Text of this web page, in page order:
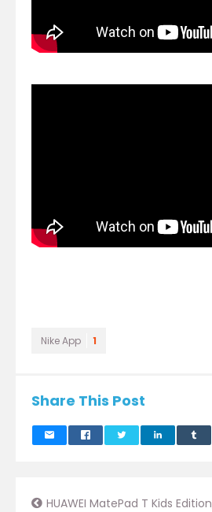
Nike App 1
Share This Post
HUAWEI MatePad T Kids